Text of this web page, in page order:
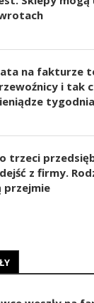
na fakturze
i tak
trzeci
z firmy.
przejmie